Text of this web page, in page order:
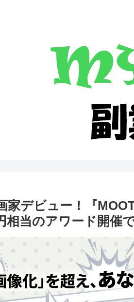
家デビュー！『
相当のアワード開催